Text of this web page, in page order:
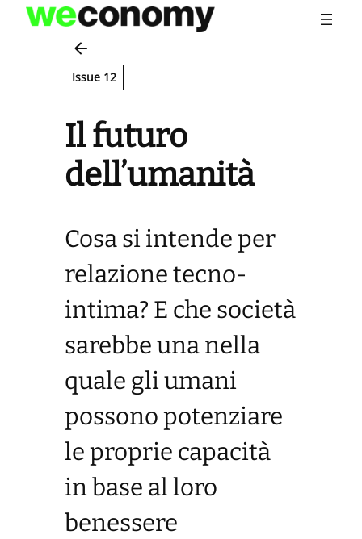
Vai
contenuto
Issue 12
Il futuro
dell’umanità
Cosa si intende per
relazione tecno-
intima? E che società
sarebbe una nella
quale gli umani
possono potenziare
le proprie capacità
in base al loro
benessere